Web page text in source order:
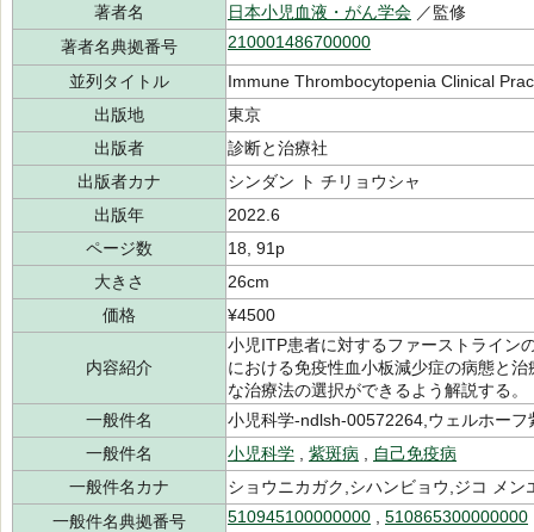
著者名
日本小児血液・がん学会 ／監修
著者名典拠番号
210001486700000
並列タイトル
Immune Thrombocytopenia Clinical
出版地
東京
出版者
診断と治療社
出版者カナ
シンダン ト チリョウシャ
出版年
2022.6
ページ数
18, 91p
大きさ
26cm
価格
¥4500
内容紹介
小児ITP患者に対するファーストライン
における免疫性血小板減少症の病態と
な治療法の選択ができるよう解説する。
一般件名
小児科学-ndlsh-00572264,ウェルホー
一般件名
小児科学 紫斑病
自己免疫病
一般件名カナ
ショウニカガク,シハンビョウ,ジコ メン
一般件名典拠番号
510945100000000 510865300000000